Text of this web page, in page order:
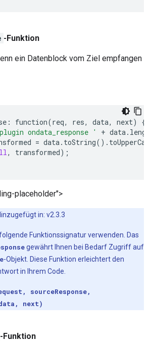
-Funktion
ein Datenblock vom Ziel empfangen
: function(req, res, data, next)
{
ondata_response ' + data.
= data. toString() .
, transformed);
placeholder">
in: v2.3.3
Funktionssignatur verwenden. Das
gewährt Ihnen bei Bedarf Zugriff auf
-Objekt. Diese Funktion erleichtert den
in Ihrem Code.
sourceResponse,
next)
-Funktion